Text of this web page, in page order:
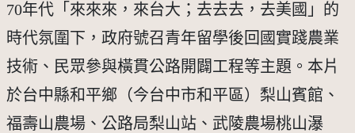
70年代「來來來，來台大；去去去，去美國」的
時代氛圍下，政府號召青年留學後回國實踐農業
技術、民眾參與橫貫公路開闢工程等主題。本片
於台中縣和平鄉（今台中市和平區）梨山賓館、
福壽山農場、公路局梨山站、武陵農場桃山瀑